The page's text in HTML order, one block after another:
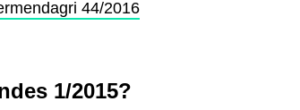
44/2016
1/2015?